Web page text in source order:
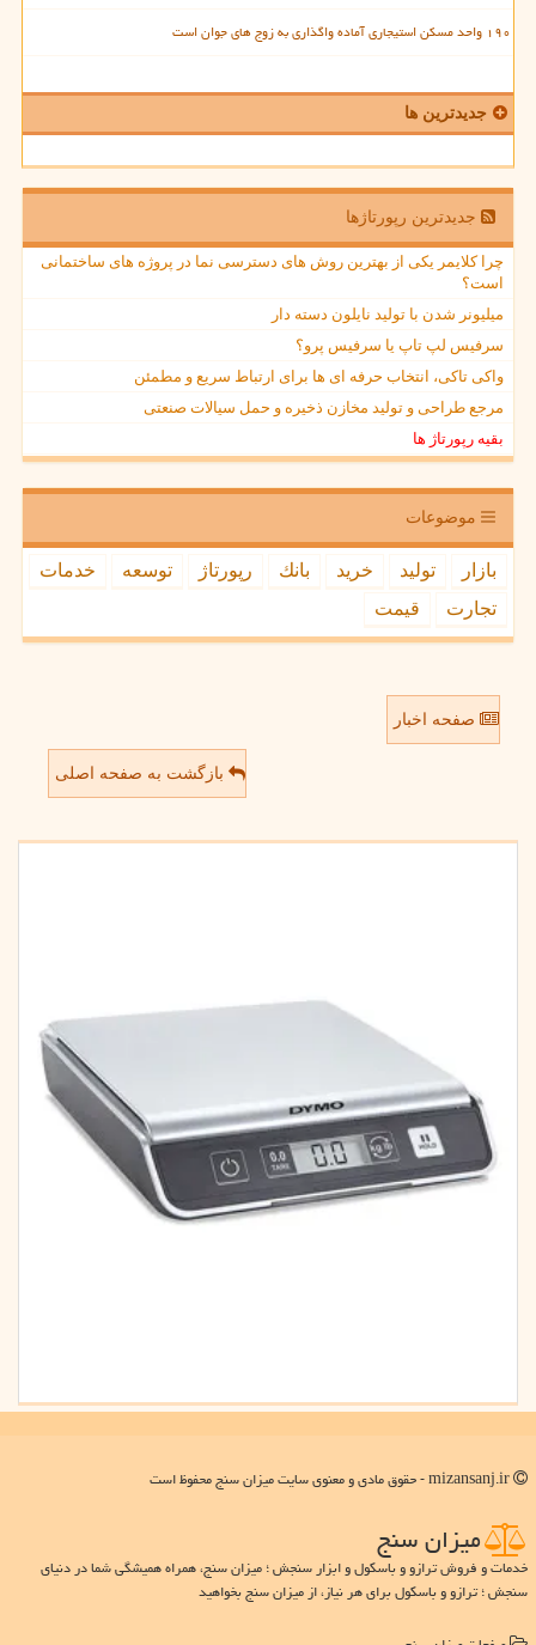
۱۹۰ واحد مسکن استیجاری آماده واگذاری به زوج های جوان است
جدیدترین ها
جدیدترین رپورتاژها
چرا کلایمر یکی از بهترین روش های دسترسی نما در پروژه های ساختمانی
است؟
میلیونر شدن با تولید نایلون دسته دار
سرفیس لپ تاپ یا سرفیس پرو؟
واکی تاکی، انتخاب حرفه ای ها برای ارتباط سریع و مطمئن
مرجع طراحی و تولید مخازن ذخیره و حمل سیالات صنعتی
بقیه رپورتاژ ها
موضوعات
بازار تولید خرید بانك رپورتاژ توسعه
خدمات
تجارت
قیمت
صفحه اخبار
بازگشت به صفحه اصلی
میزان سنج
خدمات و فروش ترازو و باسکول و ابزار سنجش ؛ میزان سنج، همراه همیشگی شما در دنیای
سنجش ؛ ترازو و باسکول برای هر نیاز، از میزان سنج بخواهید